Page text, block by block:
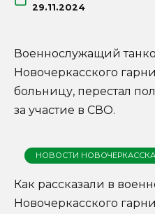
29.11.2024
Военнослужащий
Новочеркасского
больницу, перестал
за участие в СВО.
НОВОСТИ НОВОЧЕРКАССКА
Как рассказали в
Новочеркасского